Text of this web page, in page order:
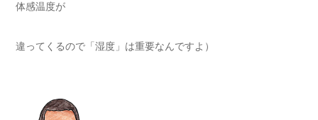
体感温度が
違ってくるので「湿度」は重要なんですよ）